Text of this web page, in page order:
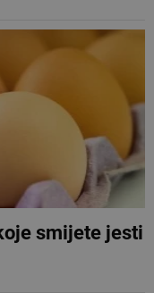
smijete jesti